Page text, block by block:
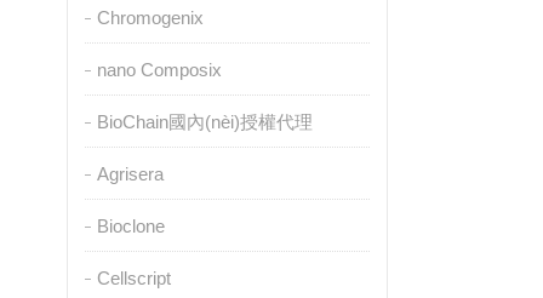
Chromogenix
nano Composix
BioChain國內(nèi)授權代理
Agrisera
Bioclone
Cellscript